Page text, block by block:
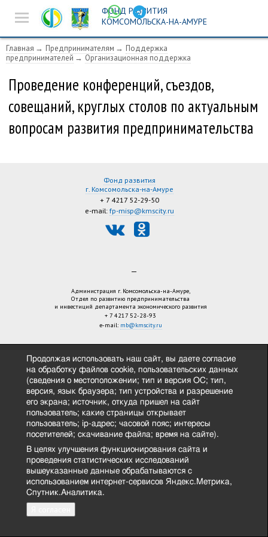
ФОНД РАЗВИТИЯ
КОМСОМОЛЬСКА-НА-АМУРЕ
Новости
Предпринимателям
Истории успеха
Ярмарочная
деятельность
Инвест-площадка
Главная Предпринимателям
Поддержка
предпринимателей
Организационная поддержка
Проведение конференций, съездов,
совещаний, круглых столов по актуальным
вопросам развития предпринимательства
Фонд развития
г. Комсомольска-на-Амуре
+ 7 4217 52-29-50
e-mail:fp-misp@kmscity.ru
—
Администрация г. Комсомольска-на-Амуре,
Отдел по развитию предпринимательства
и инвестиций департамента экономического развития
+ 7 4217 52-28-93
e-mail: mb@kmscity.ru
Продолжая использовать наш сайт, вы даете согласие
на обработку файлов cookie, пользовательских данных
(сведения о местоположении; тип и версия ОС; тип,
версия, язык браузера; тип устройства и разрешение
его экрана; источник, откуда пришел на сайт
пользователь; какие страницы открывает
пользователь; ip-адрес; часовой пояс; интересы
посетителей; скачивание файла; время на сайте).
В целях улучшения функционирования сайта и
проведения статистических исследований
вышеуказанные данные обрабатываются с
использованием интернет-сервисов Яндекс.Метрика,
Спутник.Аналитика.